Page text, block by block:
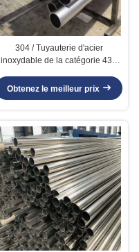
304 / Tuyauterie d'acier
inoxydable de la catégorie 430
durable de catégorie comestible
Obtenez le meilleur prix